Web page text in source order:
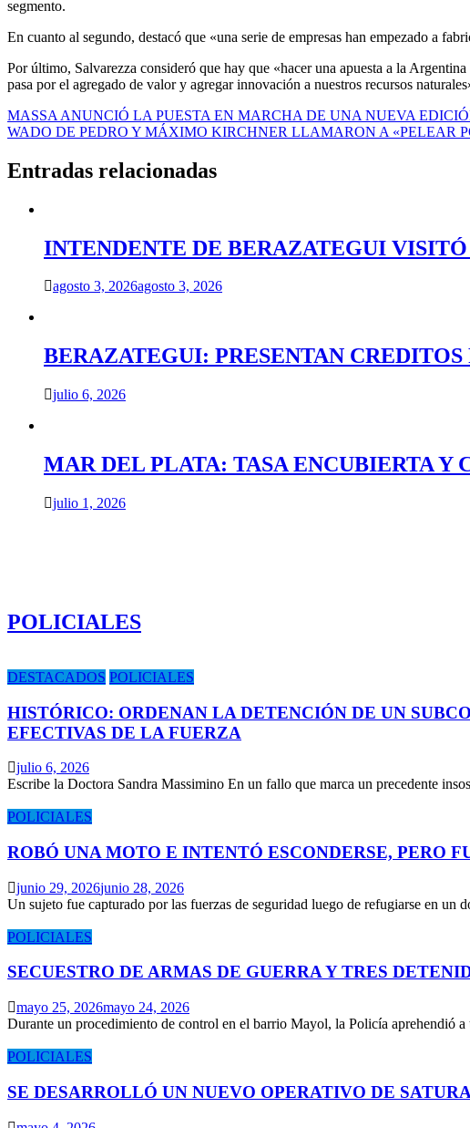
segmento.
En cuanto al segundo, destacó que «una serie de empresas han empezado a
Por último, Salvarezza consideró que hay que «hacer una apuesta a la
pasa por el agregado de valor y agregar innovación a nuestros recursos
Navegación
de
entradas
MASSA ANUNCIÓ LA PUESTA EN MARCHA DE UNA NUEVA
WADO DE PEDRO Y MÁXIMO KIRCHNER LLAMARON A «PELEAR
Entradas relacionadas
INTENDENTE DE BERAZATEGUI
agosto 3, 2026agosto 3, 2026
BERAZATEGUI: PRESENTAN
julio 6, 2026
MAR DEL PLATA: TASA ENCUBIERTA Y
julio 1, 2026
POLICIALES
DESTACADOS POLICIALES
HISTÓRICO: ORDENAN LA DETENCIÓN DE UN
EFECTIVAS DE LA FUERZA
julio 6, 2026
Escribe la Doctora Sandra Massimino En un fallo que marca un precedente
POLICIALES
ROBÓ UNA MOTO E INTENTÓ ESCONDERSE, PERO
junio 29, 2026junio 28, 2026
Un sujeto fue capturado por las fuerzas de seguridad luego de refugiarse en un
POLICIALES
SECUESTRO DE ARMAS DE GUERRA Y TRES
mayo 25, 2026mayo 24, 2026
Durante un procedimiento de control en el barrio Mayol, la Policía aprehendió
POLICIALES
SE DESARROLLÓ UN NUEVO OPERATIVO DE